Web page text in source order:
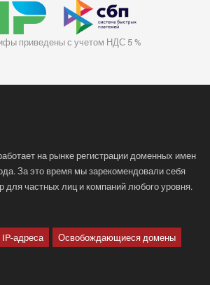
приведены с учетом НДС 5 %
на рынке регистрации доменных имен
За это время мы зарекомендовали себя
для частных лиц и компаний любого уровня.
IP-адреса Освобождающиеся домены